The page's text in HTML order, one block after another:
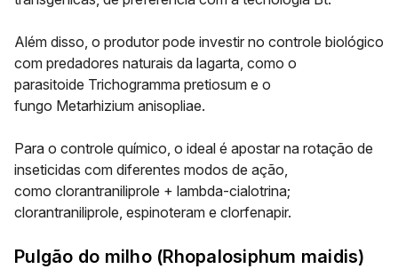
Além disso, o produtor pode investir no controle biológico
com predadores naturais da lagarta, como o
parasitoide Trichogramma pretiosum e o
fungo Metarhizium anisopliae.
Para o controle químico, o ideal é apostar na rotação de
inseticidas com diferentes modos de ação,
como clorantraniliprole + lambda-cialotrina;
clorantraniliprole, espinoteram e clorfenapir.
Pulgão do milho (Rhopalosiphum maidis)